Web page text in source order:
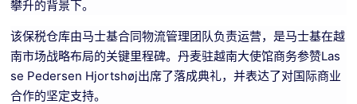
攀升的背景下。
该保税仓库由马士基合同物流管理团队负责运营，是马士基在越
南市场战略布局的关键里程碑。丹麦驻越南大使馆商务参赞Las
se Pedersen Hjortshøj出席了落成典礼，并表达了对国际商业
合作的坚定支持。